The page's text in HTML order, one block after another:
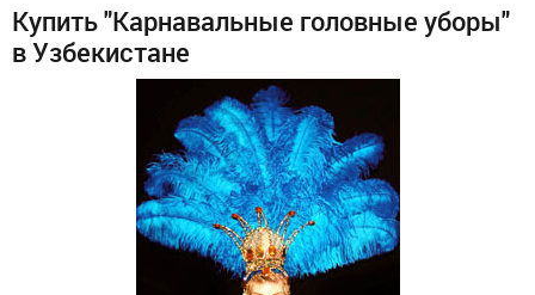
Купить "Карнавальные головные уборы"
в Узбекистане